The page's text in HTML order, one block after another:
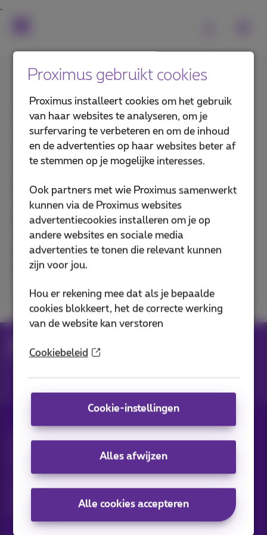
Wat vind je van deze uitleg?
Excellent
Proximus gebruikt cookies
Proximus installeert cookies om het gebruik
van haar websites te analyseren, om je
surfervaring te verbeteren en om de inhoud
en de advertenties op haar websites beter af
te stemmen op je mogelijke interesses.
Ook partners met wie Proximus samenwerkt
kunnen via de Proximus websites
advertentiecookies installeren om je op
andere websites en sociale media
advertenties te tonen die relevant kunnen
zijn voor jou.
Hou er rekening mee dat als je bepaalde
cookies blokkeert, het de correcte werking
van de website kan verstoren
Cookiebeleid
Cookie-instellingen
Alles afwijzen
Alle cookies accepteren
Surfen met 5G of 4G
Algemene voorwaarden, consumenteninfo
Toegankelijkheid
Cookiebeleid
Cookie manager
Bedrijfsgegevens
Deze website is gecreëerd en wordt beheerd conform het